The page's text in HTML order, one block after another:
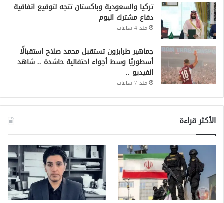
تركيا والسعودية وباكستان تتجه لتوقيع اتفاقية
دفاع مشترك اليوم
منذ 4 ساعات
جماهير طرابزون تستقبل محمد صلاح استقبالًا
أسطوريًا وسط أجواء احتفالية حاشدة .. شاهد
الفيديو ..
منذ 7 ساعات
الأكثر قراءة